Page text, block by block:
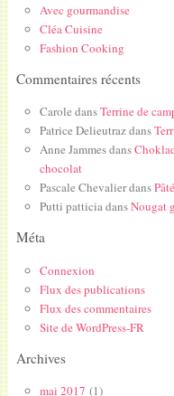
Avec gourmandise
Cléa Cuisine
Fashion Cooking
Commentaires récents
Carole dansTerrine de
Patrice Delieutrazdans
Anne Jammesdans
chocolat
Pascale Chevalierdans
Putti patticiadansNougat
Méta
Connexion
Flux des publications
Flux des commentaires
Site de WordPress-FR
Archives
mai 2017 (1)